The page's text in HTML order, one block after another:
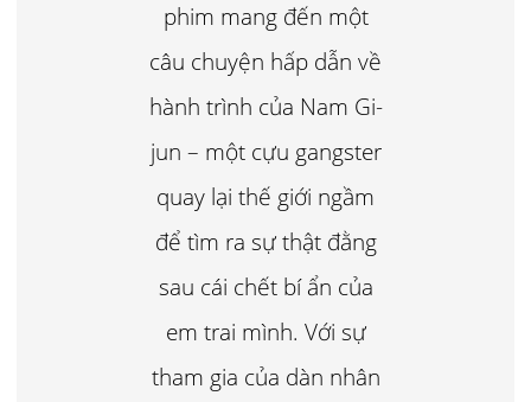
phim mang đến một
câu chuyện hấp dẫn về
hành trình của Nam Gi-
jun – một cựu gangster
quay lại thế giới ngầm
để tìm ra sự thật đằng
sau cái chết bí ẩn của
em trai mình. Với sự
tham gia của dàn nhân